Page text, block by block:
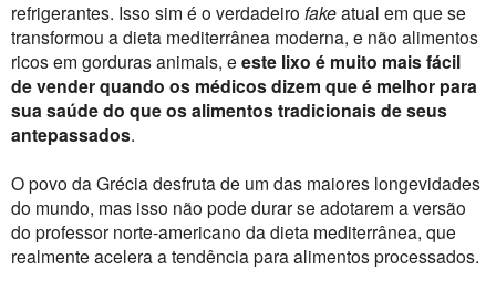
refrigerantes. Isso sim é o verdadeiro fakeatual em que se
transformou a dieta mediterrânea moderna, e não alimentos
ricos em gorduras animais, e este lixo é muito mais fácil
de vender quando os médicos dizem que é melhor para
sua saúde do que os alimentos tradicionais de seus
antepassados​​.
O povo da Grécia desfruta de um das maiores longevidades
do mundo, mas isso não pode durar se adotarem a versão
do professor norte-americano da dieta mediterrânea, que
realmente acelera a tendência para alimentos processados.